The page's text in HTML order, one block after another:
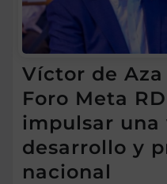
Víctor de
Foro Meta
impulsar una
desarrollo y
nacional